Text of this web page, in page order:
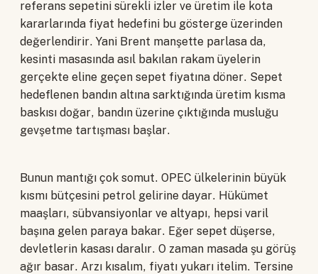
referans sepetini sürekli izler ve üretim ile kota
kararlarında fiyat hedefini bu gösterge üzerinden
değerlendirir. Yani Brent manşette parlasa da,
kesinti masasında asıl bakılan rakam üyelerin
gerçekte eline geçen sepet fiyatına döner. Sepet
hedeflenen bandın altına sarktığında üretim kısma
baskısı doğar, bandın üzerine çıktığında musluğu
gevşetme tartışması başlar.
Bunun mantığı çok somut. OPEC ülkelerinin büyük
kısmı bütçesini petrol gelirine dayar. Hükümet
maaşları, sübvansiyonlar ve altyapı, hepsi varil
başına gelen paraya bakar. Eğer sepet düşerse,
devletlerin kasası daralır. O zaman masada şu görüş
ağır basar. Arzı kısalım, fiyatı yukarı itelim. Tersine